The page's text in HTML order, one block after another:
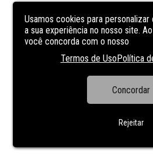
Usamos cookies para
a sua experiência no nosso site.
você concorda com o nosso
Termos de UsoPolítica
Concordar
Rejeitar